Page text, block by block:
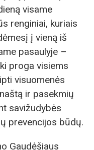
visame
renginiai, kuriais
į vieną iš
pasaulyje –
proga visiems
visuomenės
ir pasekmių
savižudybės
prevencijos būdų.
Gaudėšiaus